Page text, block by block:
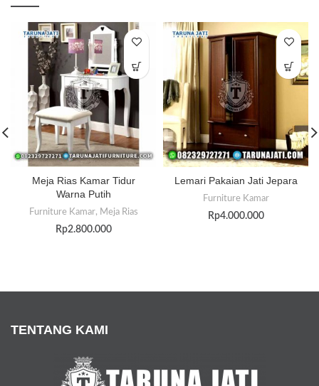
Meja Rias Kamar Tidur
Warna Putih
Furniture Kamar, Meja Rias
Rp2.800.000
Lemari Pakaian Jati Jepara
Furniture Kamar
Rp4.000.000
TENTANG KAMI